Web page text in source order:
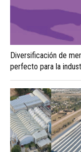
Diversificación de
perfecto para la